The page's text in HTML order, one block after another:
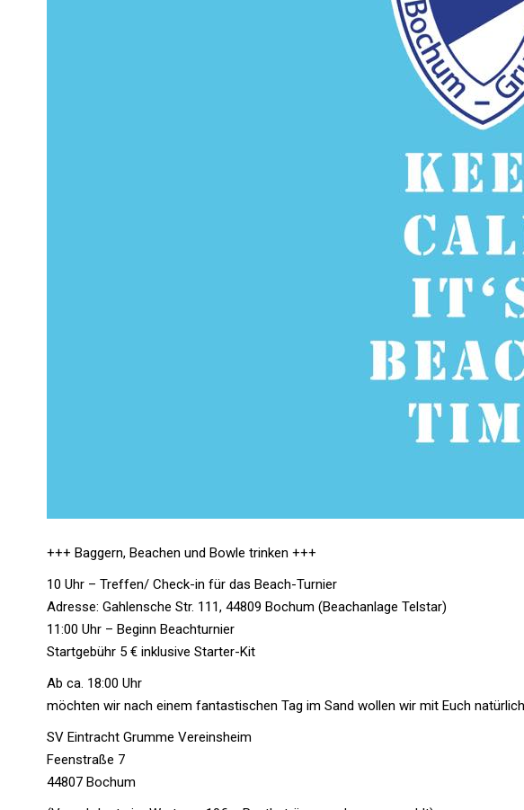
+++ Baggern, Beachen und Bowle trinken +++
10 Uhr – Treffen/ Check-in für das Beach-Turnier
Adresse: Gahlensche Str. 111, 44809 Bochum (Beachanlage Telstar)
11:00 Uhr – Beginn Beachturnier
Startgebühr 5 € inklusive Starter-Kit
Ab ca. 18:00 Uhr
möchten wir nach einem fantastischen Tag im Sand wollen wir mit Euch
SV Eintracht Grumme Vereinsheim
Feenstraße 7
44807 Bochum